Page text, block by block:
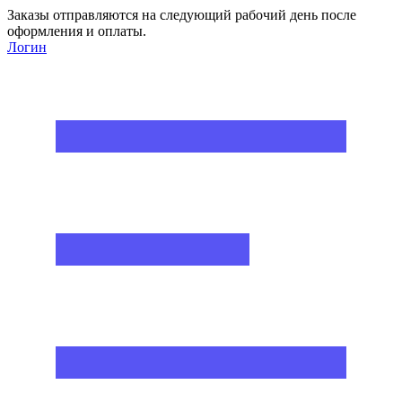
Заказы отправляются на следующий рабочий день после
оформления и оплаты.
Логин